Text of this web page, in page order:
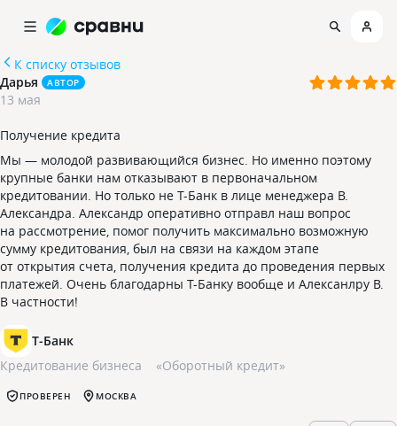
К списку отзывов
Дарья
АВТОР
13 мая
Получение кредита
Мы — молодой развивающийся бизнес. Но именно поэтому
крупные банки нам отказывают в первоначальном
кредитовании. Но только не Т-Банк в лице менеджера В.
Александра. Александр оперативно отправл наш вопрос
на рассмотрение, помог получить максимально возможную
сумму кредитования, был на связи на каждом этапе
от открытия счета, получения кредита до проведения первых
платежей. Очень благодарны Т-Банку вообще и Алексанлру В.
В частности!
Т-Банк
Кредитование бизнеса
«Оборотный кредит»
ПРОВЕРЕН МОСКВА